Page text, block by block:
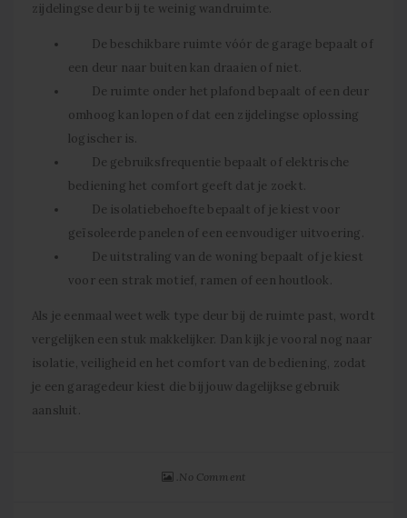
zijdelingse deur bij te weinig wandruimte.
De beschikbare ruimte vóór de garage bepaalt of
een deur naar buiten kan draaien of niet.
De ruimte onder het plafond bepaalt of een deur
omhoog kan lopen of dat een zijdelingse oplossing
logischer is.
De gebruiksfrequentie bepaalt of elektrische
bediening het comfort geeft dat je zoekt.
De isolatiebehoefte bepaalt of je kiest voor
geïsoleerde panelen of een eenvoudiger uitvoering.
De uitstraling van de woning bepaalt of je kiest
voor een strak motief, ramen of een houtlook.
Als je eenmaal weet welk type deur bij de ruimte past, wordt
vergelijken een stuk makkelijker. Dan kijk je vooral nog naar
isolatie, veiligheid en het comfort van de bediening, zodat
je een garagedeur kiest die bij jouw dagelijkse gebruik
aansluit.
No Comment